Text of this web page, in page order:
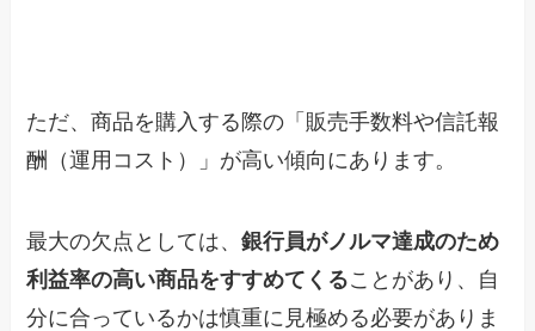
ただ、商品を購入する際の「販売手数料や信託報
酬（運用コスト）」が高い傾向にあります。
最大の欠点としては、銀行員がノルマ達成のため
利益率の高い商品をすすめてくることがあり、自
分に合っているかは慎重に見極める必要がありま